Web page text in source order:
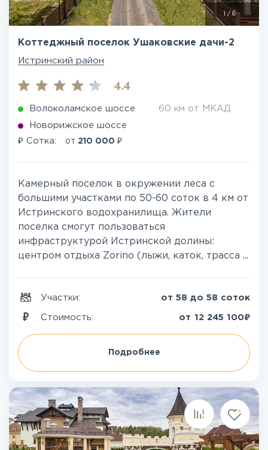
1/6
Коттеджный поселок Ушаковские дачи-2
Истринский район
4.4
Волоколамское шоссе 60 км от МКАД
Новорижское шоссе
₽ Сотка: от 210 000 ₽
Камерный поселок в окружении леса с
большими участками по 50-60 соток в 4 км от
Истринского водохранилища. Жители
поселка смогут пользоваться
инфраструктурой Истринской долины:
центром отдыха Zorino (лыжи, каток, трасса ...
Участки: от 58 до 58 соток
Стоимость: от 12 245 100₽
Подробнее